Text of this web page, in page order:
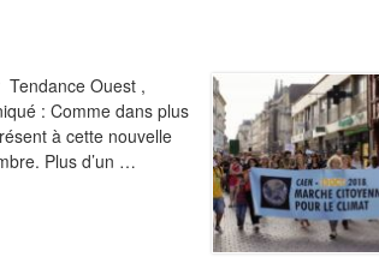
Tendance Ouest ,
: Comme dans plus
à cette nouvelle
Plus d’un …